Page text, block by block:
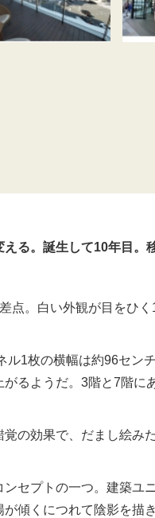
る。誕生して10年目。
点。白い外観が目をひ
1枚の横幅は約96セン
るようだ。3階と7階に
の効果で、だまし絵み
セプトの一つ。建築ユ
傾くにつれて陰影を描